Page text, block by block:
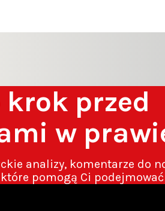
krok przed
w
analizy, komentarze do
pomogą Ci